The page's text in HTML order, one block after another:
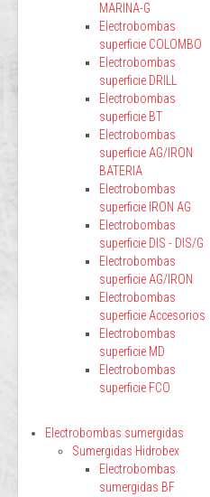
MARINA-G
Electrobombas
superficie COLOMBO
Electrobombas
superficie DRILL
Electrobombas
superficie BT
Electrobombas
superficie AG/IRON
BATERIA
Electrobombas
superficie IRON AG
Electrobombas
superficie DIS - DIS/G
Electrobombas
superficie AG/IRON
Electrobombas
superficie Accesorios
Electrobombas
superficie MD
Electrobombas
superficie FCO
Electrobombas sumergidas
Sumergidas Hidrobex
Electrobombas
sumergidas BF